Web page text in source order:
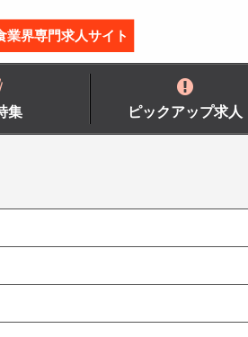
業界専門求人サイト
集 ピックアップ求人